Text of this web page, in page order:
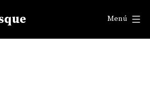
Menú